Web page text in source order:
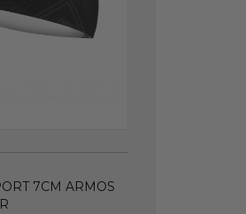
7CM ARMOS